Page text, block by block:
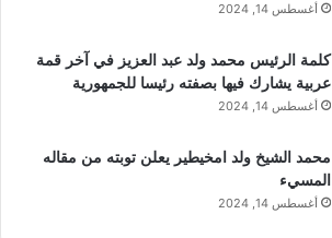
أغسطس 14, 2024
كلمة الرئيس محمد ولد عبد العزيز في آخر قمة
عربية يشارك فيها بصفته رئيسا للجمهورية
أغسطس 14, 2024
محمد الشيخ ولد امخيطير يعلن توبته من مقاله
المسيء
أغسطس 14, 2024